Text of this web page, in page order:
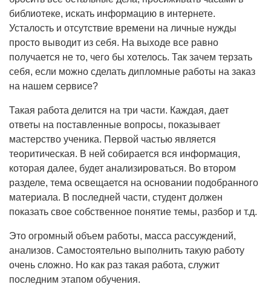
библиотеке, искать информацию в интернете.
Усталость и отсутствие времени на личные нужды
просто выводит из себя. На выходе все равно
получается не то, чего бы хотелось. Так зачем терзать
себя, если можно сделать дипломные работы на заказ
на нашем сервисе?
Такая работа делится на три части. Каждая, дает
ответы на поставленные вопросы, показывает
мастерство ученика. Первой частью является
теоритическая. В ней собирается вся информация,
которая далее, будет анализироваться. Во втором
разделе, тема освещается на основании подобранного
материала. В последней части, студент должен
показать свое собственное понятие темы, разбор и т.д.
Это огромный объем работы, масса рассуждений,
анализов. Самостоятельно выполнить такую работу
очень сложно. Но как раз такая работа, служит
последним этапом обучения.